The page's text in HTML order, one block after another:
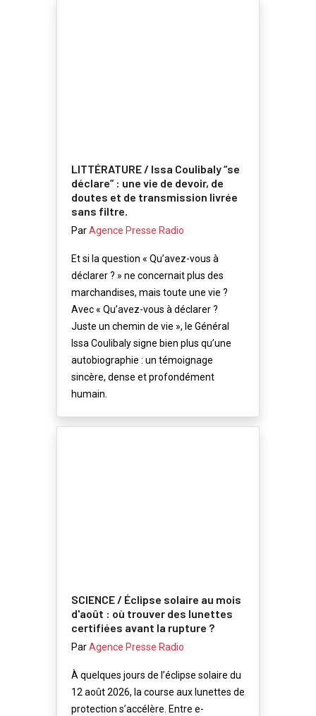
LITTÉRATURE / Issa Coulibaly “se
déclare” : une vie de devoir, de
doutes et de transmission livrée
sans filtre.
ParAgence Presse Radio
Et si la question « Qu’avez-vous à
déclarer ? » ne concernait plus des
marchandises, mais toute une vie ?
Avec « Qu’avez-vous à déclarer ?
Juste un chemin de vie », le Général
Issa Coulibaly signe bien plus qu’une
autobiographie : un témoignage
sincère, dense et profondément
humain.
SCIENCE / Éclipse solaire au mois
d'août : où trouver des lunettes
certifiées avant la rupture ?
ParAgence Presse Radio
À quelques jours de l’éclipse solaire du
12 août 2026, la course aux lunettes de
protection s’accélère. Entre e-